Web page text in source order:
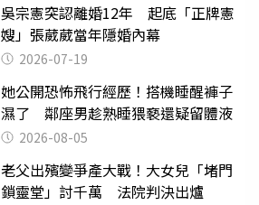
吳宗憲突認離婚12年 起底「正牌憲
嫂」張葳葳當年隱婚內幕
2026-07-19
她公開恐怖飛行經歷！搭機睡醒褲子
濕了 鄰座男趁熟睡猥褻還疑留體液
2026-08-05
老父出殯變爭產大戰！大女兒「堵門
鎖靈堂」討千萬 法院判決出爐